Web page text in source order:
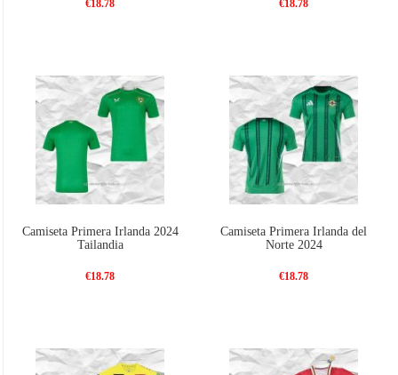
€18.78 €18.78
Camiseta Primera Irlanda 2024
Tailandia
€18.78
Camiseta Primera Irlanda del
Norte 2024
€18.78